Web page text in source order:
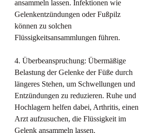
ansammeln lassen. Infektionen wie
Gelenkentzündungen oder Fußpilz
können zu solchen
Flüssigkeitsansammlungen führen.
4. Überbeanspruchung: Übermäßige
Belastung der Gelenke der Füße durch
längeres Stehen, um Schwellungen und
Entzündungen zu reduzieren. Ruhe und
Hochlagern helfen dabei, Arthritis, einen
Arzt aufzusuchen, die Flüssigkeit im
Gelenk ansammeln lassen.